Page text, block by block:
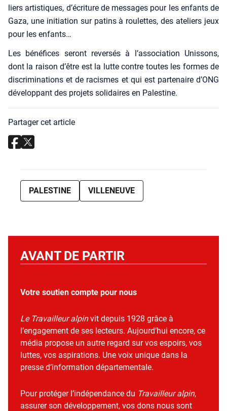
liers artis­tiques, d’écriture de mes­sages pour les enfants de
Gaza, une ini­tia­tion sur patins à rou­lettes, des ate­liers jeux
pour les enfants…
Les béné­fices seront rever­sés à l’association Unis­sons,
dont la rai­son d’être est la lutte contre toutes les formes de
dis­cri­mi­na­tions et de racismes et qui est par­te­naire d’ONG
déve­lop­pant des pro­jets soli­daires en Pales­tine.
Partager cet article
PALESTINE VILLENEUVE
AVANT DE PARTIR
Votre soutien compte pour nous
Le Travailleur alpinvit depuis 1928 grâce à
l’engagement de ses lecteurs. Aujourd’hui encore, ce
média propose un autre regard sur vos espoirs, vos
luttes, vos aspirations. Une voix unique dans la
presse d’information départementale.
Pour protéger l’indépendance du Travailleur alpin,
assurer son développement, vos dons nous sont